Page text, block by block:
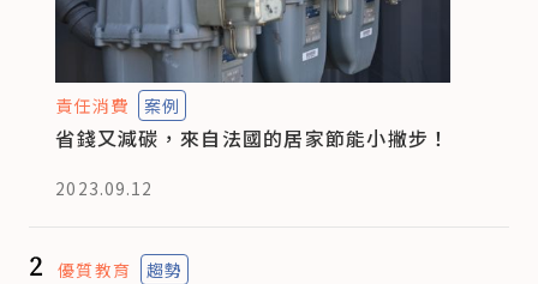
責任消費 案例
省錢又減碳，來自法國的居家節能小撇步！
2023.09.12
2 優質教育 趨勢